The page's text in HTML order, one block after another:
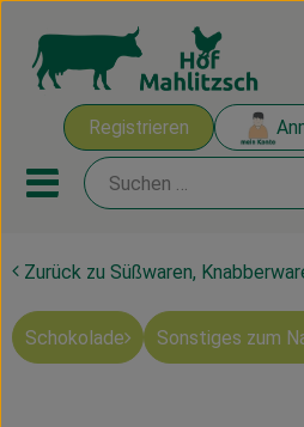
Registrieren
Mobiles Menu
Ökokisten
Mahlitzscher Produkte
Zurück zu Süßwaren,
Schokolade Sonstiges zum